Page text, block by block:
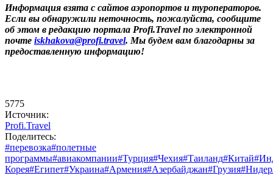
Информация взята с сайтов аэропортов и туроператоров.
Если вы обнаружили неточность, пожалуйста, сообщите
об этом в редакцию портала Profi.Travel по электронной
почте iskhakova@profi.travel. Мы будем вам благодарны за
предоставленную информацию!
5775
Источник:
Profi.Travel
Поделитесь:
#перевозка#полетные
программы#авиакомпании#Турция#Чехия#Таиланд#Китай
Корея#Египет#Украина#Армения#Азербайджан#Грузия